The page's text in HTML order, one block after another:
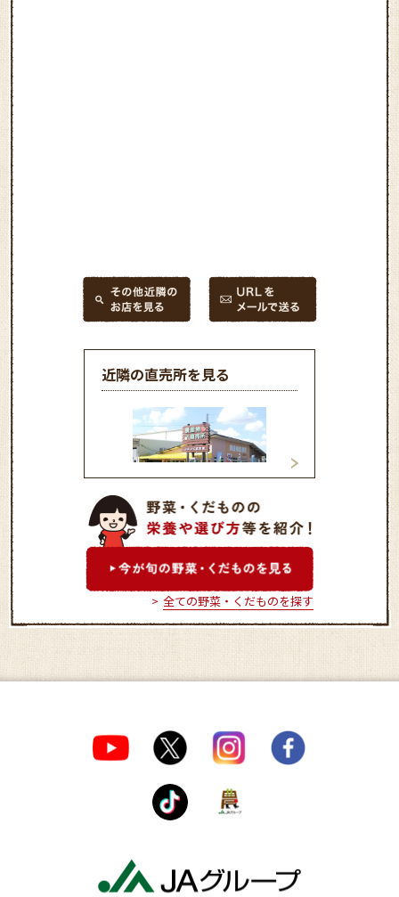
近隣の直売所を見る
ＪＡつくば市 桜農産物直
売所
全ての野菜・くだものを探す